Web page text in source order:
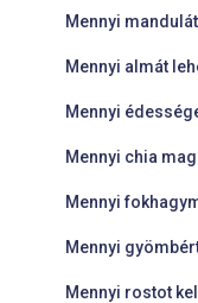
Mennyi
Mennyi almát
Mennyi
Mennyi chia
Mennyi
Mennyi
Mennyi rostot